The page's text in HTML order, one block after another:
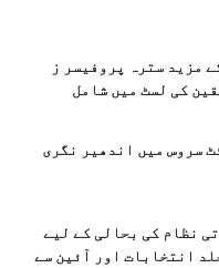
مزید سترہ پروفیسر ز
کی لسٹ میں شامل
سروس میں اندھیر نگری
نظام کی بحالی کے لیے
انتخابات اور آئین سے